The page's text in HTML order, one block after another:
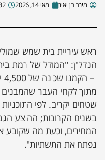
מירב בן יאיר מאי 14, 2026
ראש עיריית בית שמש
הנדל"ן: "המודל של רמת
מתוך לקחי העבר שהמבנים
בשנים הקרובות; ההיצע
המחירים, וכעת מה שקובע
נפתח את התשתיות".